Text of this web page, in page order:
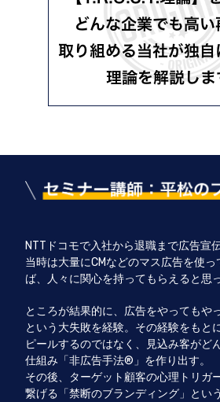
NTTドコモで入社から退職まで広告宣
当時は大量にCMなどのマス広告を使
ば、人々に関心を持ってもらえると思
ところが結果的に、広告をやってもや
という大失敗を経験。その経験をもと
ピールするのではなく、見込み客がど
仕組み「非広告手法®︎」を作り出す。
その後、ターゲット顧客の心理トリガ
繋げる「禁断のブランディング」とい